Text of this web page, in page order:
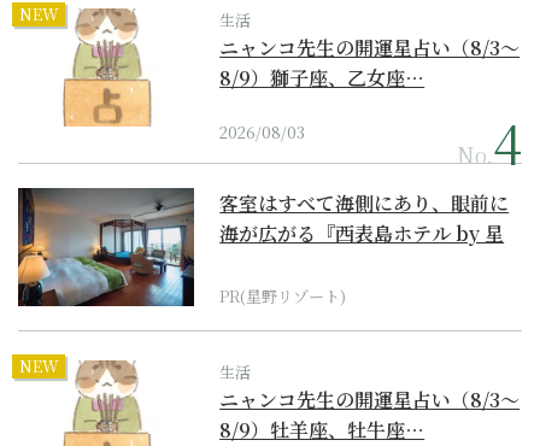
NEW 生活
ニャンコ先生の開運星占い（8/3～
8/9）獅子座、乙女座…
2026/08/03
No.
客室はすべて海側にあり、眼前に
海が広がる『西表島ホテル by 星
PR(星野リゾート)
NEW 生活
ニャンコ先生の開運星占い（8/3～
8/9）牡羊座、牡牛座…